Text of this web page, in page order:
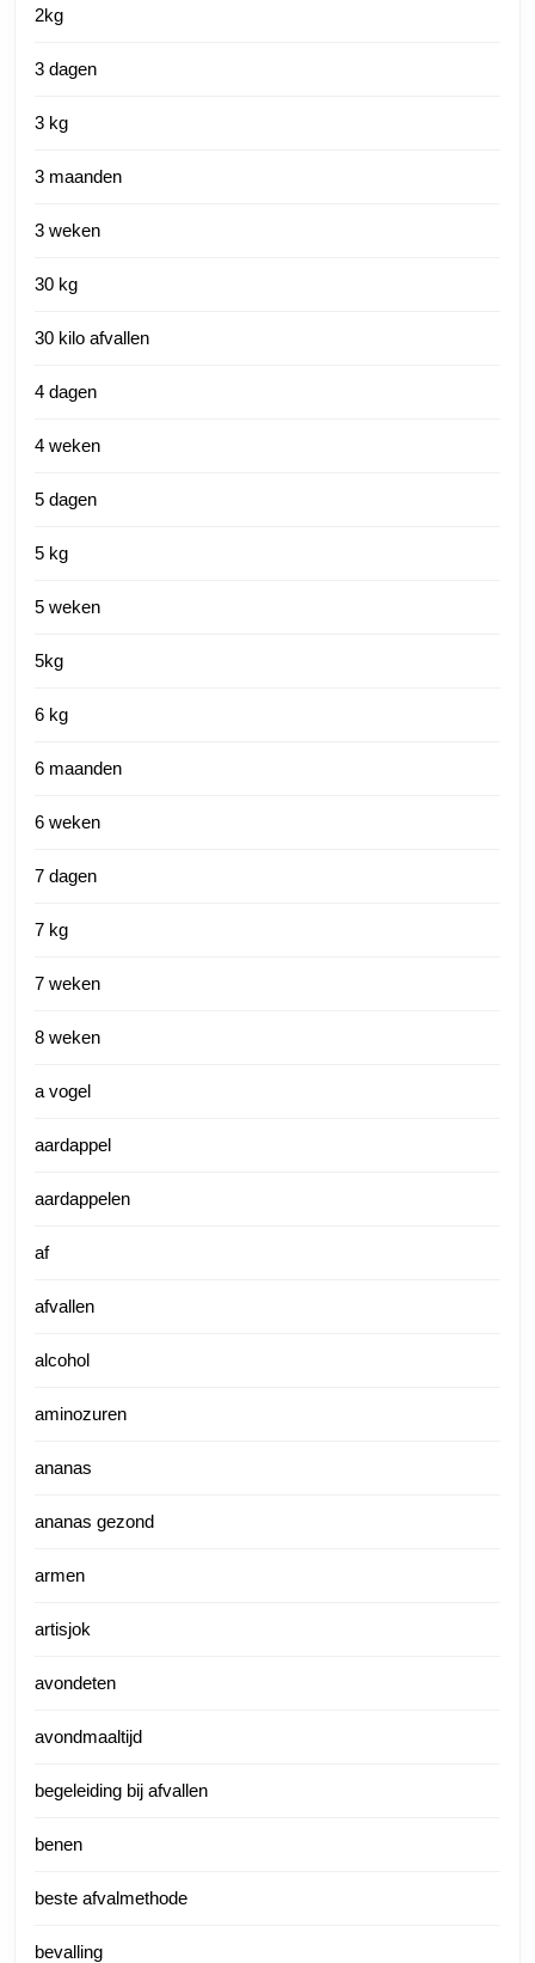
2kg
3 dagen
3 kg
3 maanden
3 weken
30 kg
30 kilo afvallen
4 dagen
4 weken
5 dagen
5 kg
5 weken
5kg
6 kg
6 maanden
6 weken
7 dagen
7 kg
7 weken
8 weken
a vogel
aardappel
aardappelen
af
afvallen
alcohol
aminozuren
ananas
ananas gezond
armen
artisjok
avondeten
avondmaaltijd
begeleiding bij afvallen
benen
beste afvalmethode
bevalling